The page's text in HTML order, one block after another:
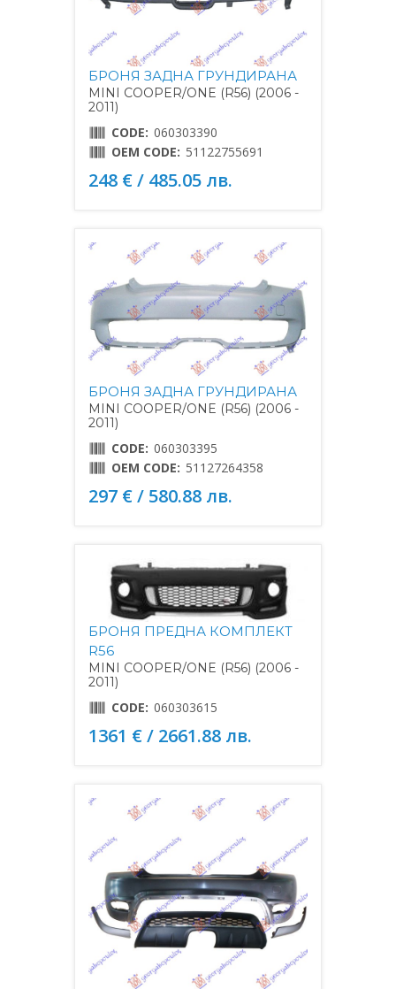
БРОНЯ ЗАДНА ГРУНДИРАНА
MINI COOPER/ONE (R56) (2006 -
2011)
CODE: 060303390
OEM CODE: 51122755691
248 € / 485.05 лв.
БРОНЯ ЗАДНА ГРУНДИРАНА
MINI COOPER/ONE (R56) (2006 -
2011)
CODE: 060303395
OEM CODE: 51127264358
297 € / 580.88 лв.
БРОНЯ ПРЕДНА КОМПЛЕКТ
R56
MINI COOPER/ONE (R56) (2006 -
2011)
CODE: 060303615
1361 € / 2661.88 лв.